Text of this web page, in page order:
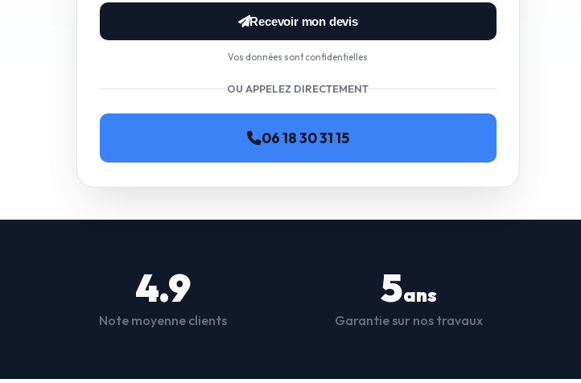
Recevoir mon devis
Vos données sont confidentielles
OU APPELEZ DIRECTEMENT
06 18 30 31 15
4.9
Note moyenne clients
5ans
Garantie sur nos travaux